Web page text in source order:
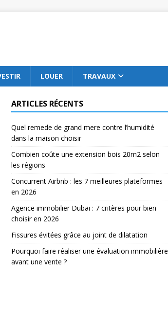
LOUER TRAVAUX
ARTICLES RÉCENTS
Quel remede de grand mere contre l’humidité
dans la maison choisir
Combien coûte une extension bois 20m2 selon
les régions
Concurrent Airbnb : les 7 meilleures plateformes
en 2026
Agence immobilier Dubai : 7 critères pour bien
choisir en 2026
Fissures évitées grâce au joint de dilatation
Pourquoi faire réaliser une évaluation immobilière
avant une vente ?